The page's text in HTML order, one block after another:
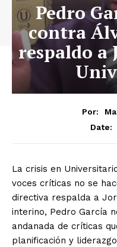
Pedro
contra
respaldo a
Por:
Date:
La crisis en
voces críticas no se
directiva respalda a
interino, Pedro García
andanada de críticas
planificación y